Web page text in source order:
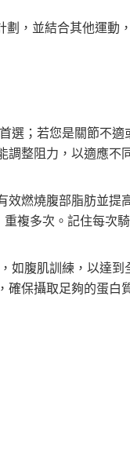
，並結合其他運動，
選；若您是關節不適
調整阻力，以適應不
效燃燒腹部脂肪並提
複多次。記住每次
如腹肌訓練，以達到
確保攝取足夠的蛋白